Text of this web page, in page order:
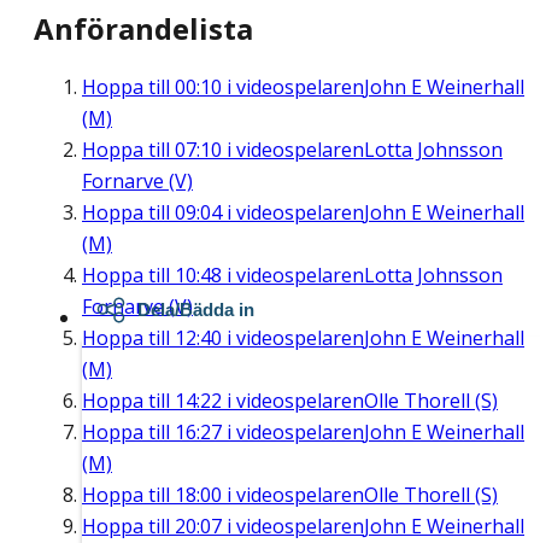
Anförandelista
Hoppa till 00:10 i videospelarenJohn E Weinerhall
(M)
Hoppa till 07:10 i videospelarenLotta Johnsson
Fornarve (V)
Hoppa till 09:04i videospelarenJohn E Weinerhall
(M)
Hoppa till 10:48 i videospelarenLotta Johnsson
Fornarve (V)
Hoppa till 12:40 i videospelarenJohn E Weinerhall
(M)
Hoppa till 14:22 i videospelarenOlle Thorell (S)
Hoppa till 16:27 i videospelarenJohn E Weinerhall
(M)
Hoppa till 18:00 i videospelarenOlle Thorell (S)
Hoppa till 20:07 i videospelarenJohn E Weinerhall
Dela/Bädda in